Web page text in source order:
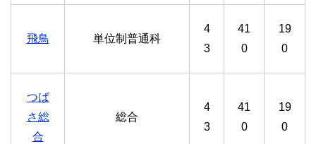
飛鳥 単位制普通科
4
3
41
0
19
0
つば
さ総
合
総合
4
3
41
0
19
0